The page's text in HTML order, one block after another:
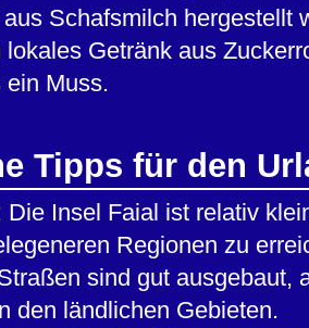
Schafsmilch hergestellt
lokales Getränk aus
ein Muss.
Tipps für den
Die Insel Faial ist relativ
Regionen zu
sind gut ausgebaut,
den ländlichen Gebieten.